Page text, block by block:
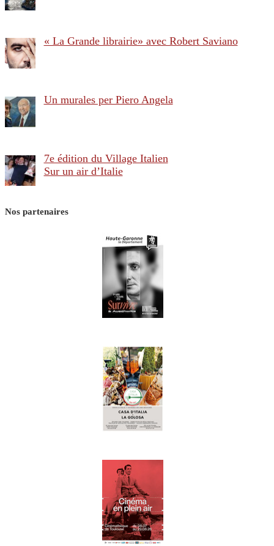
« La Grande librairie» avec Robert Saviano
Un murales per Piero Angela
7e édition du Village Italien
Sur un air d’Italie
Nos partenaires